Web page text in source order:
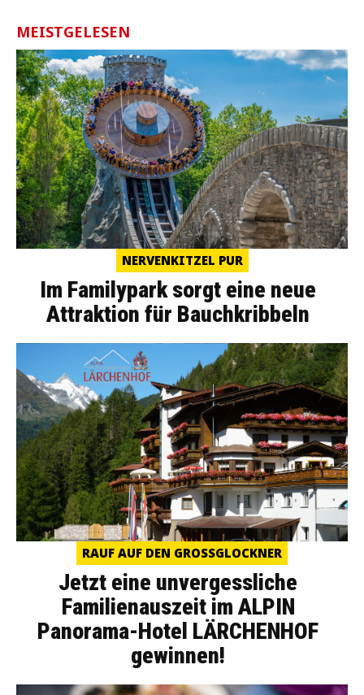
MEISTGELESEN
NERVENKITZEL PUR
Im Familypark sorgt eine neue
Attraktion für Bauchkribbeln
RAUF AUF DEN GROSSGLOCKNER
Jetzt eine unvergessliche
Familienauszeit im ALPIN
Panorama-Hotel LÄRCHENHOF
gewinnen!